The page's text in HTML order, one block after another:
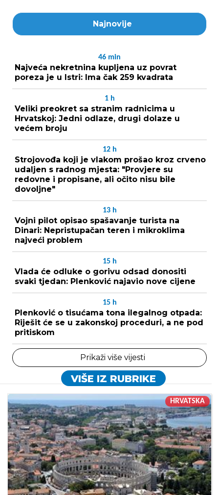
Najnovije
46 min
Najveća nekretnina kupljena uz povrat
poreza je u Istri: Ima čak 259 kvadrata
1 h
Veliki preokret sa stranim radnicima u
Hrvatskoj: Jedni odlaze, drugi dolaze u
većem broju
12 h
Strojovođa koji je vlakom prošao kroz crveno
udaljen s radnog mjesta: "Provjere su
redovne i propisane, ali očito nisu bile
dovoljne"
13 h
Vojni pilot opisao spašavanje turista na
Dinari: Nepristupačan teren i mikroklima
najveći problem
15 h
Vlada će odluke o gorivu odsad donositi
svaki tjedan: Plenković najavio nove cijene
15 h
Plenković o tisućama tona ilegalnog otpada:
Riješit će se u zakonskoj proceduri, a ne pod
pritiskom
Prikaži više vijesti
VIŠE IZ RUBRIKE
HRVATSKA